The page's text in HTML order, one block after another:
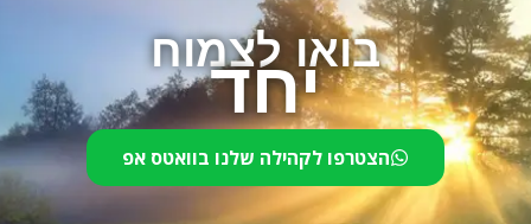
בואו לצמוח
יחד
הצטרפו לקהילה שלנו בוואטס אפ